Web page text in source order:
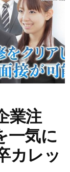
業注
一気に
カレッ